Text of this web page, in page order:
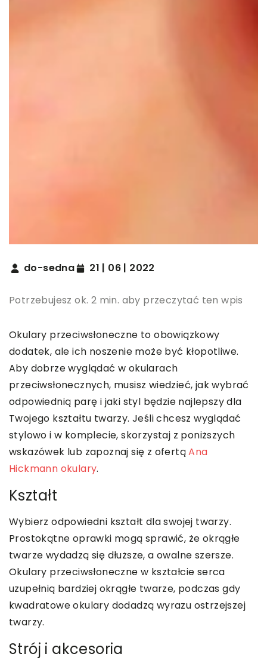
do-sedna 21 | 06 | 2022
Potrzebujesz ok. 2 min. aby przeczytać ten wpis
Okulary przeciwsłoneczne to obowiązkowy
dodatek, ale ich noszenie może być kłopotliwe.
Aby dobrze wyglądać w okularach
przeciwsłonecznych, musisz wiedzieć, jak wybrać
odpowiednią parę i jaki styl będzie najlepszy dla
Twojego kształtu twarzy. Jeśli chcesz wyglądać
stylowo i w komplecie, skorzystaj z poniższych
wskazówek lub zapoznaj się z ofertąAna
Hickmann okulary.
Kształt
Wybierz odpowiedni kształt dla swojej twarzy.
Prostokątne oprawki mogą sprawić, że okrągłe
twarze wydadzą się dłuższe, a owalne szersze.
Okulary przeciwsłoneczne w kształcie serca
uzupełnią bardziej okrągłe twarze, podczas gdy
kwadratowe okulary dodadzą wyrazu ostrzejszej
twarzy.
Strój i akcesoria